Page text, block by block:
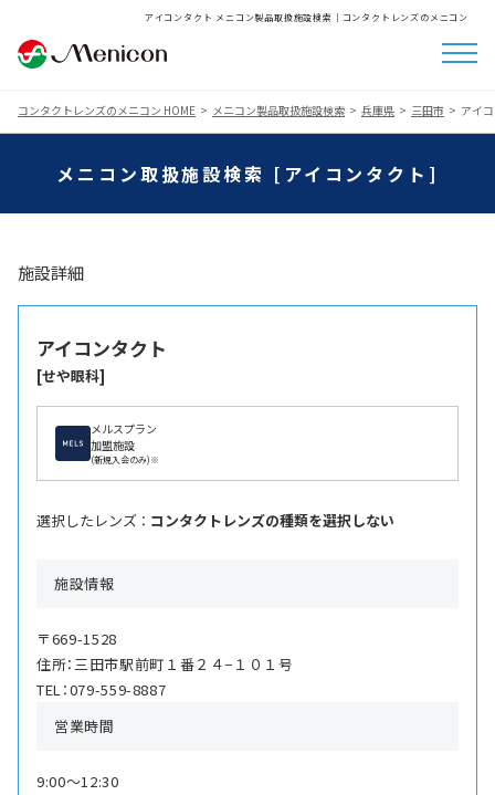
アイコンタクト メニコン製品取扱施設検索│コンタクトレンズのメニコン
コンタクトレンズのメニコン HOME メニコン製品取扱施設検索 兵庫県 三田市 アイ
メニコン取扱施設検索 [アイコンタクト]
施設詳細
アイコンタクト
[せや眼科]
メルスプラン
加盟施設
(新規入会のみ)※
選択したレンズ ： コンタクトレンズの種類を選択しない
施設情報
〒669-1528
住所：三田市駅前町１番２４−１０１号
TEL：079-559-8887
営業時間
9:00〜12:30